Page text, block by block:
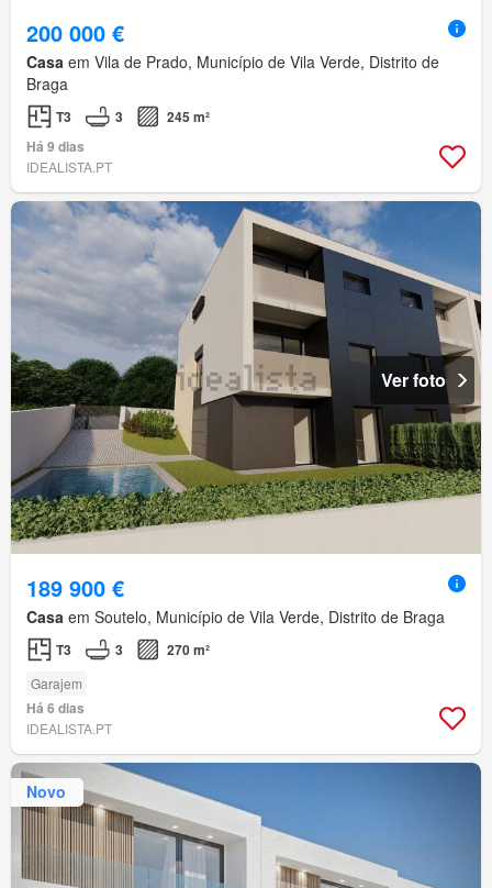
200 000 €
Casa em Vila de Prado, Município de Vila Verde, Distrito de
Braga
T3 3
245 m²
Há 9 dias
IDEALISTA.PT
Ver foto
189 900 €
Casa em Soutelo, Município de Vila Verde, Distrito de Braga
T3 3 270 m²
Garajem
Há 6 dias
IDEALISTA.PT
Novo